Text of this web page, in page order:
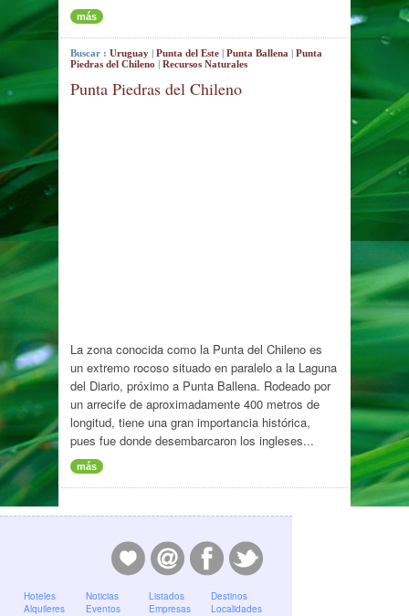
más
Buscar :Uruguay |Punta del Este |Punta Ballena |Punta
Piedras del Chileno |Recursos Naturales
Punta Piedras del Chileno
La zona conocida como la Punta del Chileno es
un extremo rocoso situado en paralelo a la Laguna
del Diario, próximo a Punta Ballena. Rodeado por
un arrecife de aproximadamente 400 metros de
longitud, tiene una gran importancia histórica,
pues fue donde desembarcaron los ingleses...
más
Hoteles
Alquileres
Noticias
Eventos
Listados
Empresas
Destinos
Localidades